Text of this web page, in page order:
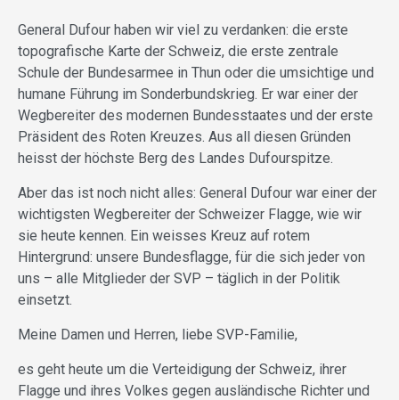
General Dufour haben wir viel zu verdanken: die erste
topografische Karte der Schweiz, die erste zentrale
Schule der Bundesarmee in Thun oder die umsichtige und
humane Führung im Sonderbundskrieg. Er war einer der
Wegbereiter des modernen Bundesstaates und der erste
Präsident des Roten Kreuzes. Aus all diesen Gründen
heisst der höchste Berg des Landes Dufourspitze.
Aber das ist noch nicht alles: General Dufour war einer der
wichtigsten Wegbereiter der Schweizer Flagge, wie wir
sie heute kennen. Ein weisses Kreuz auf rotem
Hintergrund: unsere Bundesflagge, für die sich jeder von
uns – alle Mitglieder der SVP – täglich in der Politik
einsetzt.
Meine Damen und Herren, liebe SVP-Familie,
es geht heute um die Verteidigung der Schweiz, ihrer
Flagge und ihres Volkes gegen ausländische Richter und